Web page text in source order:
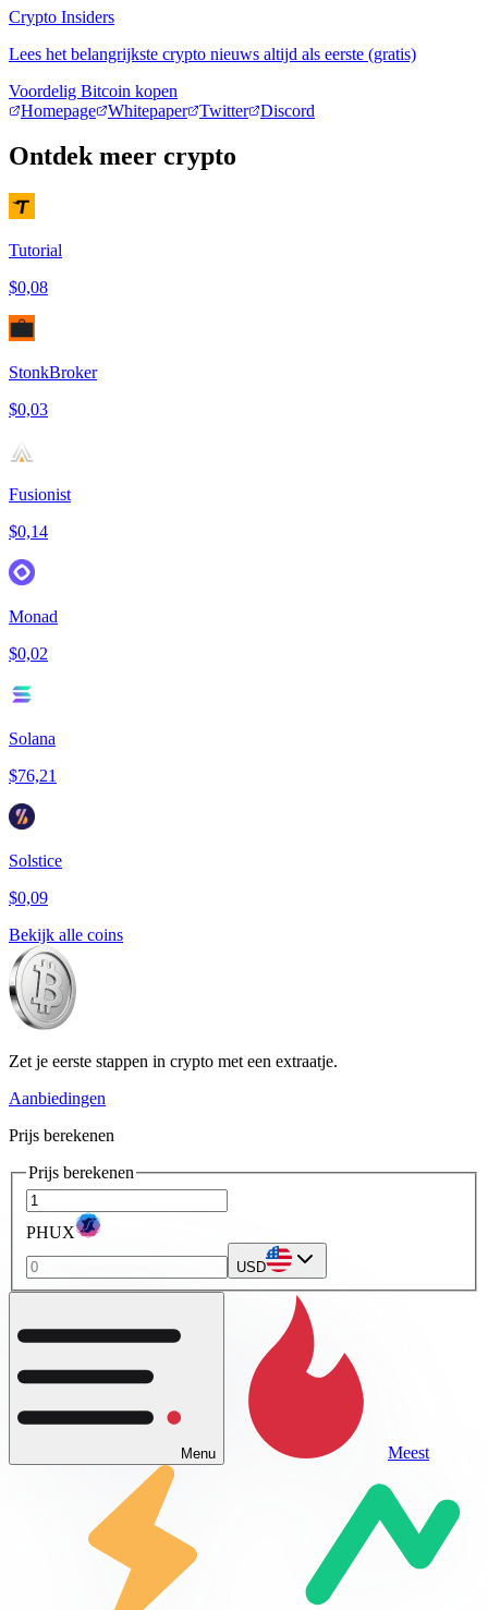
Crypto Insiders
Lees het belangrijkste crypto nieuws altijd als eerste (gratis)
Voordelig Bitcoin kopen
Homepage
Whitepaper Twitter Discord
Ontdek meer crypto
Tutorial
$0,08
StonkBroker
$0,03
Fusionist
$0,14
Monad
$0,02
Solana
$76,21
Solstice
$0,09
Bekijk alle coins
Zet je eerste stappen in crypto met een extraatje.
Aanbiedingen
Prijs berekenen
Prijs berekenen
PHUX
USD
Menu Meest